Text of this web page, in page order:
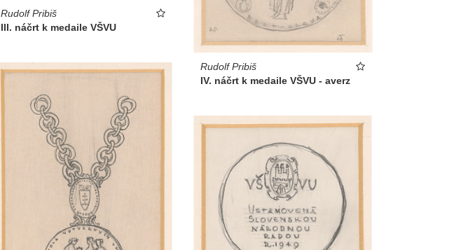
Rudolf Pribiš
III. náčrt k medaile VŠVU
Rudolf Pribiš
IV. náčrt k medaile VŠVU - averz